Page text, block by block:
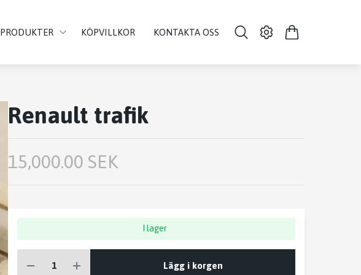
PRODUKTER KÖPVILLKOR KONTAKTA OSS
Renault trafik
15,000.00 SEK
I lager
Lägg i korgen